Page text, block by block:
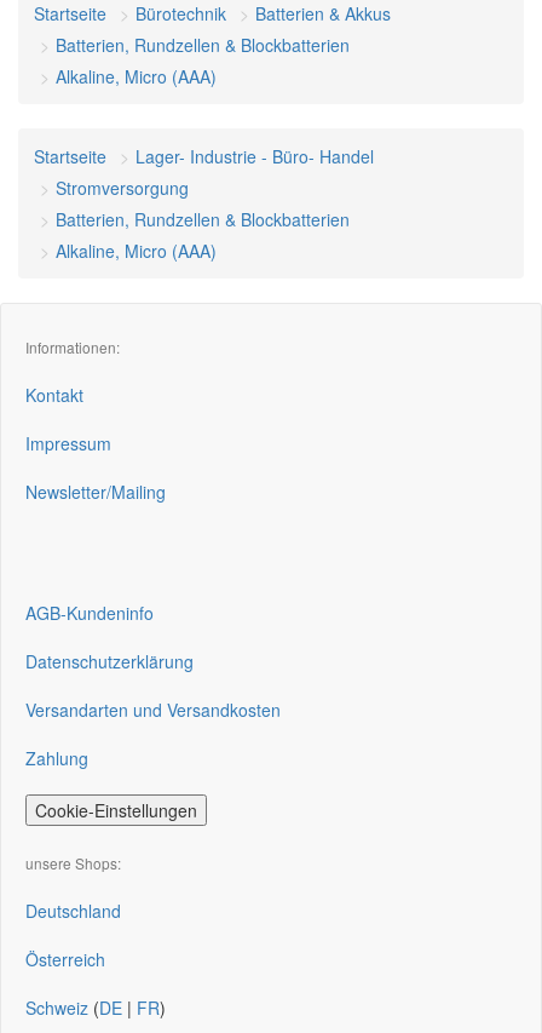
Startseite Bürotechnik
Batterien & Akkus
Batterien, Rundzellen & Blockbatterien
Alkaline, Micro (AAA)
Startseite
Lager- Industrie - Büro- Handel
Stromversorgung
Batterien, Rundzellen & Blockbatterien
Alkaline, Micro (AAA)
Informationen:
Kontakt
Impressum
Newsletter/Mailing
AGB-Kundeninfo
Datenschutzerklärung
Versandarten und Versandkosten
Zahlung
Cookie-Einstellungen
unsere Shops:
Deutschland
Österreich
Schweiz (DE | FR)